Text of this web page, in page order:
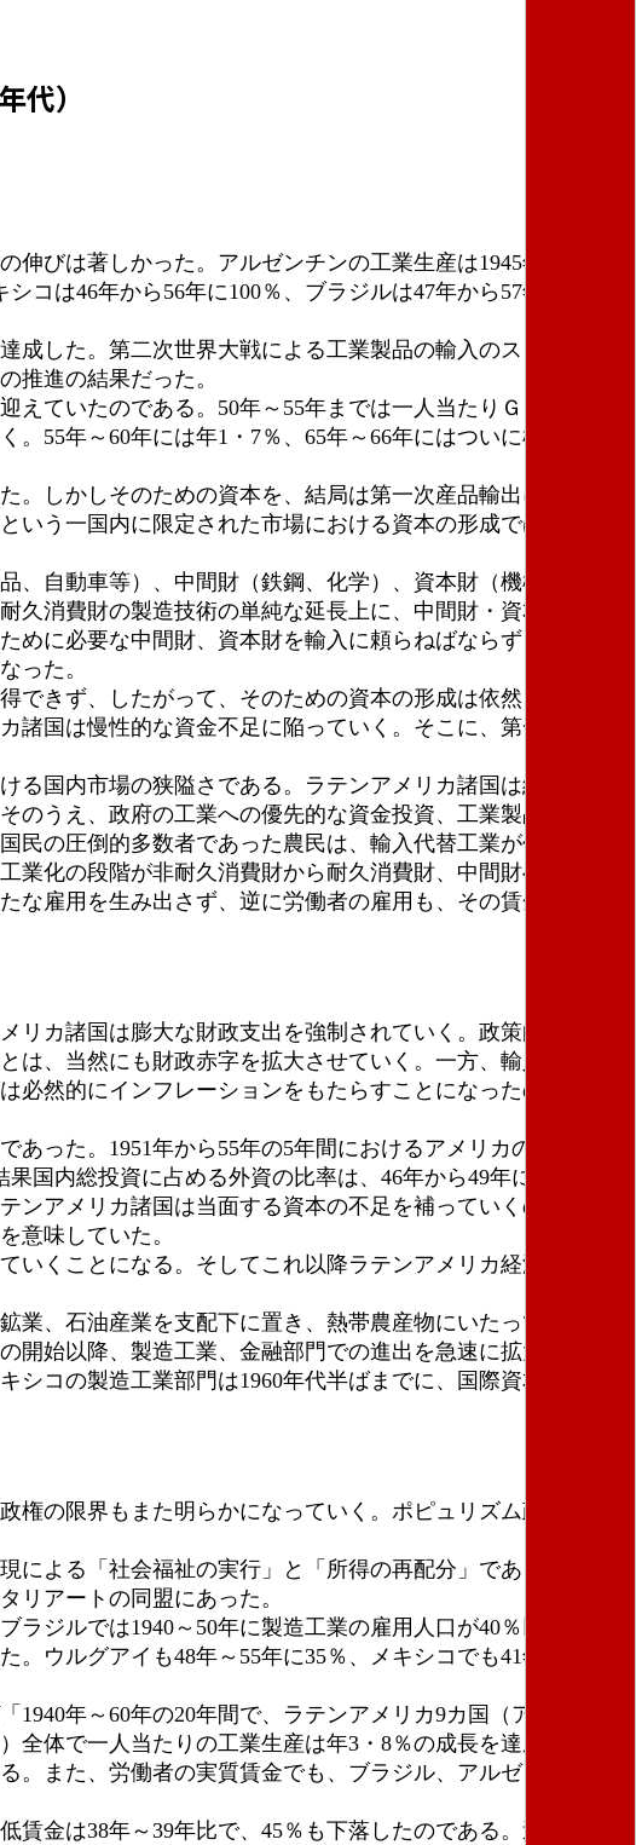
）
びは著しかった。アルゼンチンの工業生産は1945年～55年
コは46年から56年に100％、ブラジルは47年から57年に123％
した。第二次世界大戦による工業製品の輸入のストップと
推進の結果だった。
ていたのである。50年～55年までは一人当たりＧＤＰの年
55年～60年には年1・7％、65年～66年にはついに横ばい状
しかしそのための資本を、結局は第一次産品輸出に依存し
う一国内に限定された市場における資本の形成では、資本
自動車等）、中間財（鉄鋼、化学）、資本財（機械設備
消費財の製造技術の単純な延長上に、中間財・資本財の製
に必要な中間財、資本財を輸入に頼らねばならず、それら
った。
きず、したがって、そのための資本の形成は依然として第
国は慢性的な資金不足に陥っていく。そこに、第一次産品
国内市場の狭隘さである。ラテンアメリカ諸国は結局は農
うえ、政府の工業への優先的な資金投資、工業製品の国内
の圧倒的多数者であった農民は、輸入代替工業が作りだし
化の段階が非耐久消費財から耐久消費財、中間財へ転換し
雇用を生み出さず、逆に労働者の雇用も、その賃金も減少
カ諸国は膨大な財政支出を強制されていく。政策的に国内
、当然にも財政赤字を拡大させていく。一方、輸入代替工
然的にインフレーションをもたらすことになったのであ
った。1951年から55年の5年間におけるアメリカの直接投資
国内総投資に占める外資の比率は、46年から49年には3・3％
ンアメリカ諸国は当面する資本の不足を補っていくのだが、
意味していた。
くことになる。そしてこれ以降ラテンアメリカ経済は第一
、石油産業を支配下に置き、熱帯農産物にいたってはほぼ
始以降、製造工業、金融部門での進出を急速に拡大させ、
コの製造工業部門は1960年代半ばまでに、国際資本＝アメ
の限界もまた明らかになっていく。ポピュリズム政権を支
よる「社会福祉の実行」と「所得の再配分」であった。そ
リアートの同盟にあった。
ジルでは1940～50年に製造工業の雇用人口が40％以上増加
ウルグアイも48年～55年に35％、メキシコでも41年～50年
年～60年の20年間で、ラテンアメリカ9カ国（アルゼンチ
体で一人当たりの工業生産は年3・8％の成長を達成してい
また、労働者の実質賃金でも、ブラジル、アルゼンチン、
金は38年～39年比で、45％も下落したのである。過剰にな